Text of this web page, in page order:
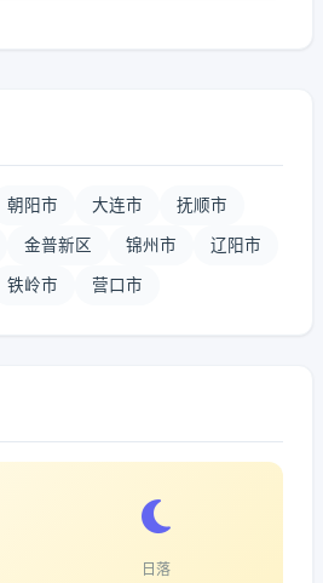
朝阳市 大连市 抚顺市
金普新区 锦州市 辽阳市
铁岭市 营口市
日落